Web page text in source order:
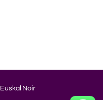
Noir